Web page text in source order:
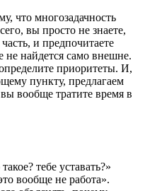
что многозадачность
вы просто не знаете,
и предпочитаете
не найдется само внешне.
приоритеты. И,
пункту, предлагаем
вообще тратите время в
тебе уставать?»
вообще не работа».